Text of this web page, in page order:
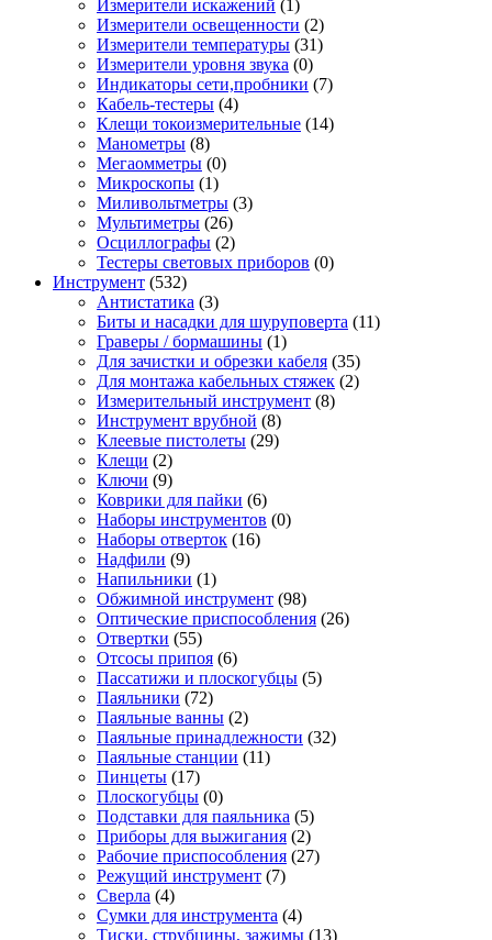
Измерители искажений (1)
Измерители освещенности (2)
Измерители температуры (31)
Измерители уровня звука (0)
Индикаторы сети,пробники (7)
Кабель-тестеры (4)
Клещи токоизмерительные (14)
Манометры (8)
Мегаомметры (0)
Микроскопы (1)
Миливольтметры (3)
Мультиметры (26)
Осциллографы (2)
Тестеры световых приборов (0)
Инструмент (532)
Антистатика (3)
Биты и насадки для шуруповерта (11)
Граверы / бормашины (1)
Для зачистки и обрезки кабеля (35)
Для монтажа кабельных стяжек (2)
Измерительный инструмент (8)
Инструмент врубной (8)
Клеевые пистолеты (29)
Клещи (2)
Ключи (9)
Коврики для пайки (6)
Наборы инструментов (0)
Наборы отверток (16)
Надфили (9)
Напильники (1)
Обжимной инструмент (98)
Оптические приспособления (26)
Отвертки (55)
Отсосы припоя (6)
Пассатижи и плоскогубцы (5)
Паяльники (72)
Паяльные ванны (2)
Паяльные принадлежности (32)
Паяльные станции (11)
Пинцеты (17)
Плоскогубцы (0)
Подставки для паяльника (5)
Приборы для выжигания (2)
Рабочие приспособления (27)
Режущий инструмент (7)
Сверла (4)
Сумки для инструмента (4)
Тиски, струбцины, зажимы (13)